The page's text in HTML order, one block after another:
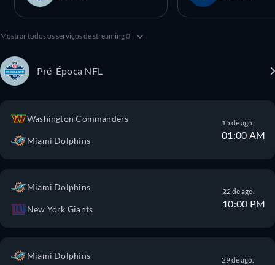
Mostrar todos os serviços de streaming 0
Pré-Época NFL
Washington Commanders
Miami Dolphins
15 de ago.
01:00 AM
Miami Dolphins
New York Giants
22 de ago.
10:00 PM
Miami Dolphins 29 de ago.